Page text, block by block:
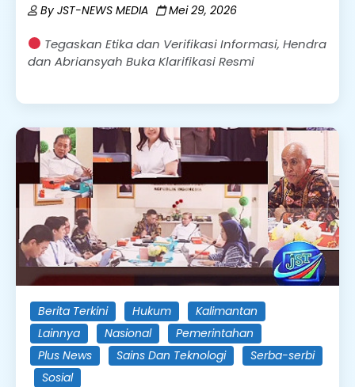
ByJST-NEWS MEDIA Mei 29, 2026
Tegaskan Etika dan Verifikasi Informasi, Hendra
dan Abriansyah Buka Klarifikasi Resmi
Berita Terkini Hukum
Kalimantan
Lainnya
Nasional
Pemerintahan
Plus News
Sains Dan Teknologi
Serba-serbi
Sosial